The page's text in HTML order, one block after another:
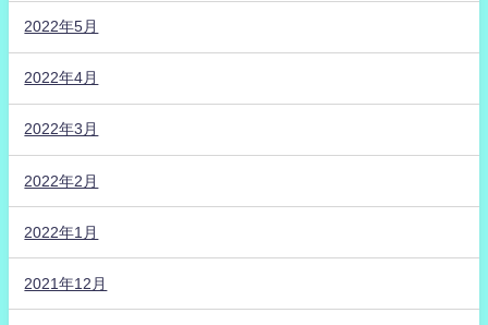
2022年5月
2022年4月
2022年3月
2022年2月
2022年1月
2021年12月